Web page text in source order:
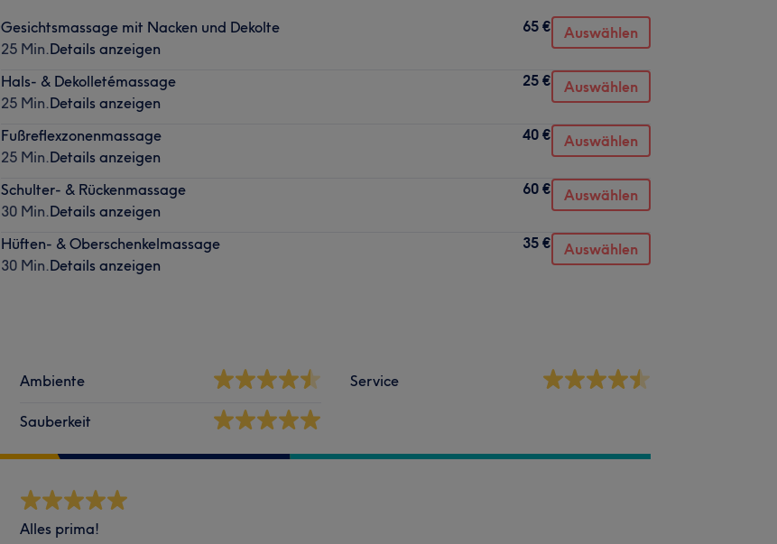
Gesichtsmassage mit Nacken und Dekolte
25 Min.Details anzeigen
65 € Auswählen
Hals- & Dekolletémassage
25 Min.Details anzeigen
25 € Auswählen
Fußreflexzonenmassage
25 Min.Details anzeigen
40 € Auswählen
Schulter- & Rückenmassage
30 Min.Details anzeigen
60 € Auswählen
Hüften- & Oberschenkelmassage
30 Min.Details anzeigen
35 € Auswählen
Ambiente
Sauberkeit
Service
Alles prima!